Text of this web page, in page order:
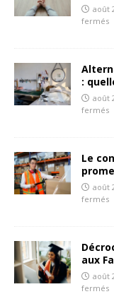
août
fermés
:
août
fermés
Le
août
fermés
aux
août
fermés